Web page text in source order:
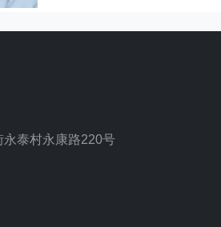
泰村永康路220号